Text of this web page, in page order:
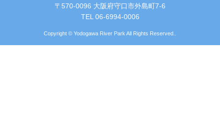
〒570-0096 大阪府守口市外島町7-6
TEL 06-6994-0006
Copyright © Yodogawa River Park All Rights Reserved..